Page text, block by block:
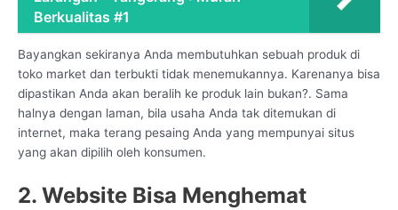
Berkualitas #1
Bayangkan sekiranya Anda membutuhkan sebuah produk di
toko market dan terbukti tidak menemukannya. Karenanya bisa
dipastikan Anda akan beralih ke produk lain bukan?. Sama
halnya dengan laman, bila usaha Anda tak ditemukan di
internet, maka terang pesaing Anda yang mempunyai situs
yang akan dipilih oleh konsumen.
2. Website Bisa Menghemat